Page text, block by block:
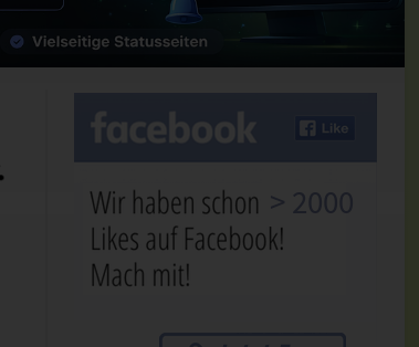
> 2000